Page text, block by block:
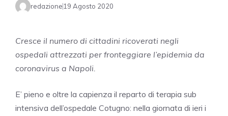
redazione 19 Agosto 2020
Cresce il numero di cittadini ricoverati negli
ospedali attrezzati per fronteggiare l’epidemia da
coronavirus a Napoli.
E’ pieno e oltre la capienza il reparto di terapia sub
intensiva dell’ospedale Cotugno: nella giornata di ieri i